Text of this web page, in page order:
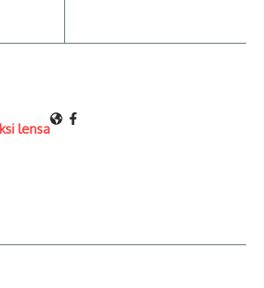
lensa